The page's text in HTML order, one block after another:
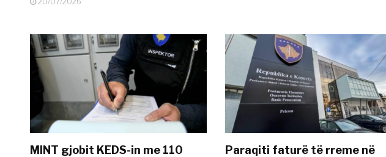
MINT gjobit KEDS-in me 110
Paraqiti faturë të rreme në